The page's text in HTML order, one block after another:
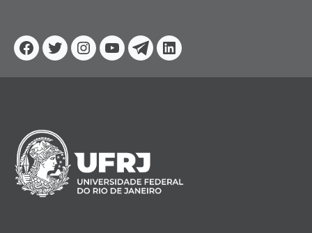
Facebook
TwitterInstagram
YouTube
TelegramLinkedin